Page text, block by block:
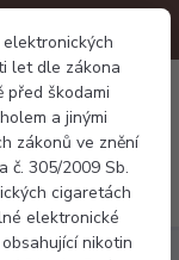
let dle zákona
před škodami
a jinými
zákonů ve znění
č. 305/2009 Sb.
cigaretách
elektronické
nikotin
Menu
0 Kč